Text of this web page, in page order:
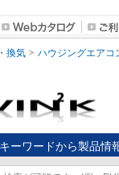
換気 ハウジングエアコ
キーワードから製品情